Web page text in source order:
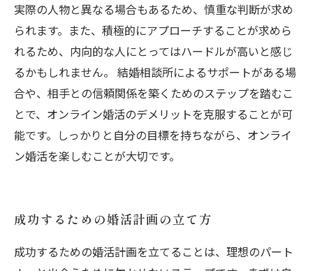
実際の人物と異なる場合もあるため、慎重な判断が求め
られます。また、積極的にアプローチすることが求めら
れるため、内向的な人にとってはハードルが高いと感じ
るかもしれません。 結婚相談所によるサポートがある場
合や、相手との信頼関係を築くためのステップを踏むこ
とで、オンライン婚活のデメリットを克服することが可
能です。しっかりと自分の目標を持ちながら、オンライ
ン婚活を楽しむことが大切です。
成功するための婚活計画の立て方
成功するための婚活計画を立てることは、理想のパート